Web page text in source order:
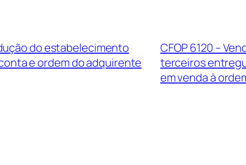
do estabelecimento
e ordem do adquirente
CFOP 6120 –
terceiros
em venda à